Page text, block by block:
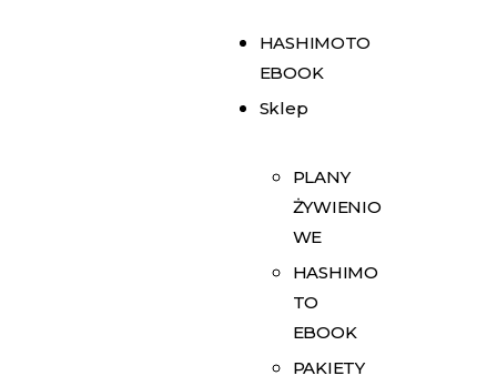
HASHIMOTO
EBOOK
Sklep
PLANY
ŻYWIENIO
WE
HASHIMO
TO
EBOOK
PAKIETY